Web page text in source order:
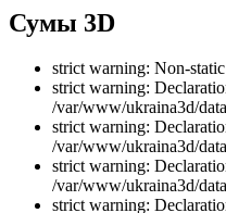
Сумы 3D
strict warning: Non-
strict warning:
/var/www/ukraina3d/
strict warning:
/var/www/ukraina3d/
strict warning:
/var/www/ukraina3d/
strict warning: